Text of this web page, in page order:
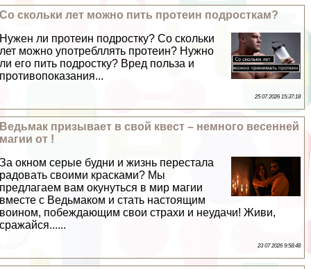
Со скольки лет можно пить протеин подросткам?
Нужен ли протеин подростку? Со скольки
лет можно употрeбллять протеин? Нужно
ли его пить подростку? Вред польза и
противопоказания...
25 07 2026 15:37:18
Ведьмак призывает в свой квест – немного весенней
магии от !
За окном серые будни и жизнь перестала
радовать своими красками? Мы
предлагаем вам окунуться в мир магии
вместе с Ведьмаком и стать настоящим
воином, побеждающим свои страхи и неудачи! Живи,
сражайся......
23 07 2026 9:58:48